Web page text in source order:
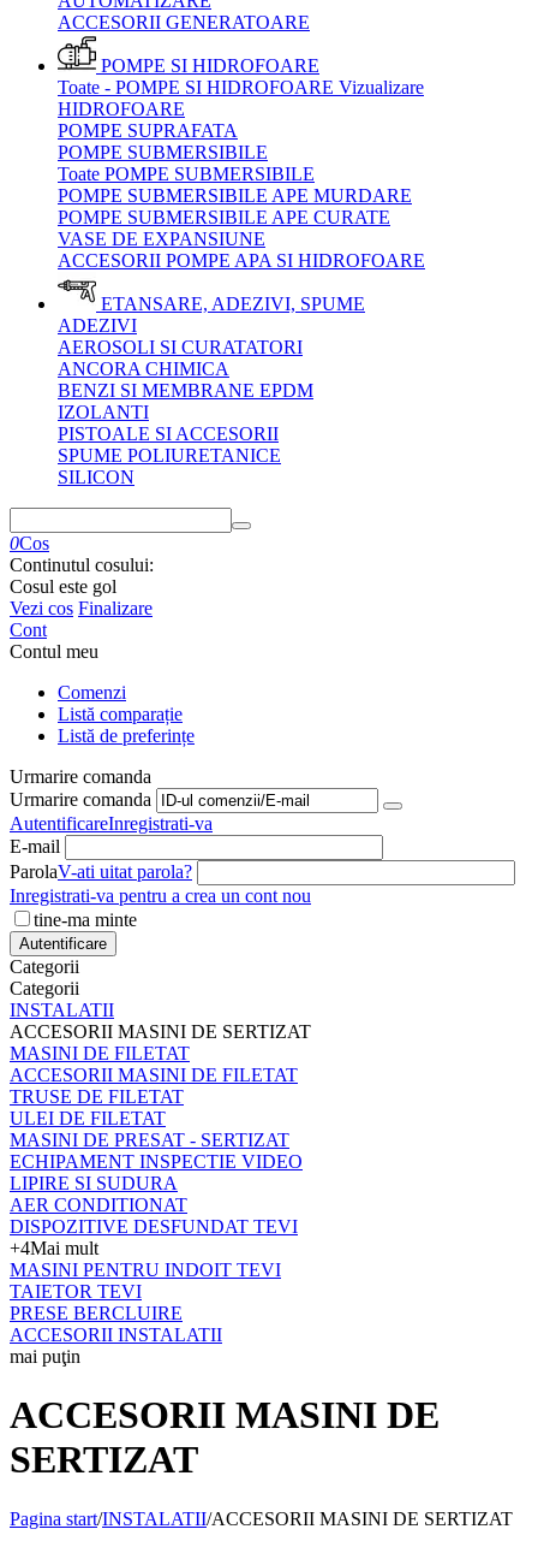
ACCESORII GENERATOARE
POMPE SI HIDROFOARE
Toate - POMPE SI HIDROFOARE Vizualizare
HIDROFOARE
POMPE SUPRAFATA
POMPE SUBMERSIBILE
Toate POMPE SUBMERSIBILE
POMPE SUBMERSIBILE APE MURDARE
POMPE SUBMERSIBILE APE CURATE
VASE DE EXPANSIUNE
ACCESORII POMPE APA SI HIDROFOARE
ETANSARE, ADEZIVI, SPUME
ADEZIVI
AEROSOLI SI CURATATORI
ANCORA CHIMICA
BENZI SI MEMBRANE EPDM
IZOLANTI
PISTOALE SI ACCESORII
SPUME POLIURETANICE
SILICON
0Cos
Continutul cosului:
Cosul este gol
Vezi cos Finalizare
Cont
Contul meu
Comenzi
Listă comparație
Listă de preferințe
Urmarire comanda
Urmarire comanda
AutentificareInregistrati-va
E-mail
ParolaV-ati uitat parola?
Inregistrati-va pentru a crea un cont nou
tine-ma minte
Autentificare
Categorii
Categorii
INSTALATII
ACCESORII MASINI DE SERTIZAT
MASINI DE FILETAT
ACCESORII MASINI DE FILETAT
TRUSE DE FILETAT
ULEI DE FILETAT
MASINI DE PRESAT - SERTIZAT
ECHIPAMENT INSPECTIE VIDEO
LIPIRE SI SUDURA
AER CONDITIONAT
DISPOZITIVE DESFUNDAT TEVI
+4Mai mult
MASINI PENTRU INDOIT TEVI
TAIETOR TEVI
PRESE BERCLUIRE
ACCESORII INSTALATII
mai puţin
ACCESORII MASINI DE
SERTIZAT
Pagina start/INSTALATII/ACCESORII MASINI DE SERTIZAT